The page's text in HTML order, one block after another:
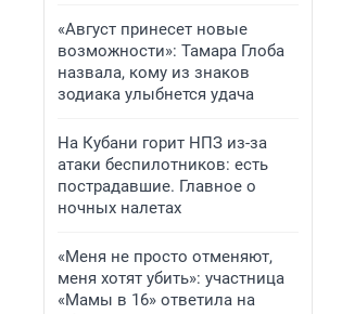
«Август принесет новые
возможности»: Тамара Глоба
назвала, кому из знаков
зодиака улыбнется удача
На Кубани горит НПЗ из-за
атаки беспилотников: есть
пострадавшие. Главное о
ночных налетах
«Меня не просто отменяют,
меня хотят убить»: участница
«Мамы в 16» ответила на